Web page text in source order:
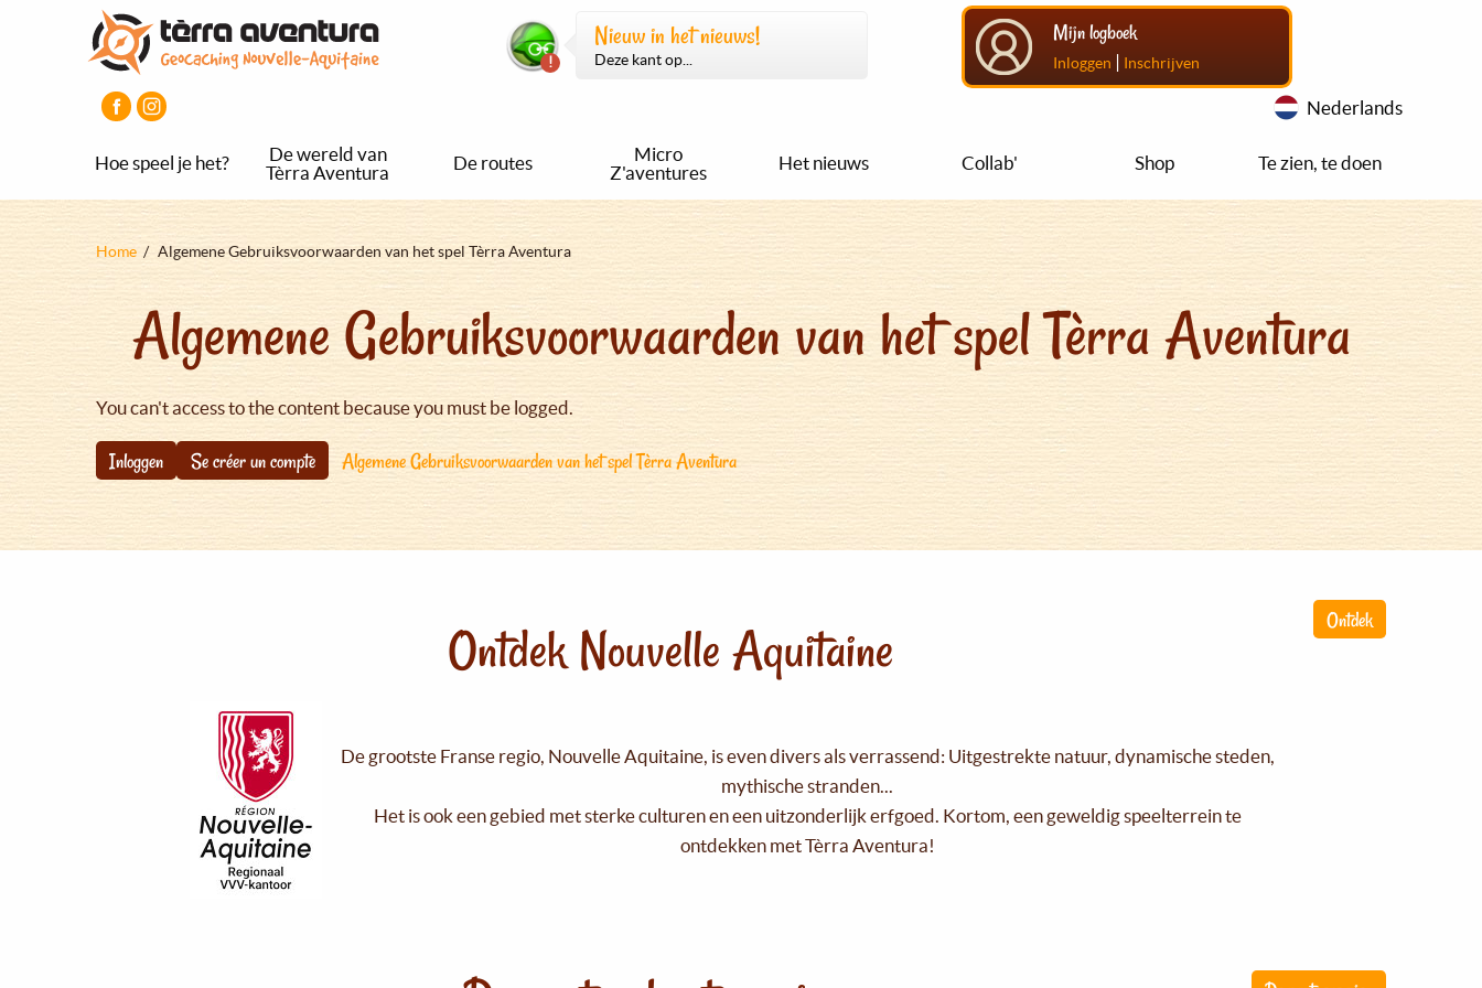
Nieuw in het nieuws!
Deze kant op...
Mijn logboek
Inloggen | Inschrijven
Nederlands
Hoe speel je het?
De wereld van
Tèrra Aventura
De routes
Micro
Z'aventures
Het nieuws Collab' Shop Te zien, te doen
Kruimelpad
Home Algemene Gebruiksvoorwaarden van het spel Tèrra Aventura
Algemene Gebruiksvoorwaarden van het spel Tèrra Aventura
You can't access to the content because you must be logged.
Inloggen Se créer un compte Algemene Gebruiksvoorwaarden van het spel Tèrra Aventura
Ontdek
Ontdek Nouvelle Aquitaine
De grootste Franse regio, Nouvelle Aquitaine, is even divers als verrassend: Uitgestrekte natuur, dynamische steden,
mythische stranden...
Het is ook een gebied met sterke culturen en een uitzonderlijk erfgoed. Kortom, een geweldig speelterrein te
ontdekken met Tèrra Aventura!